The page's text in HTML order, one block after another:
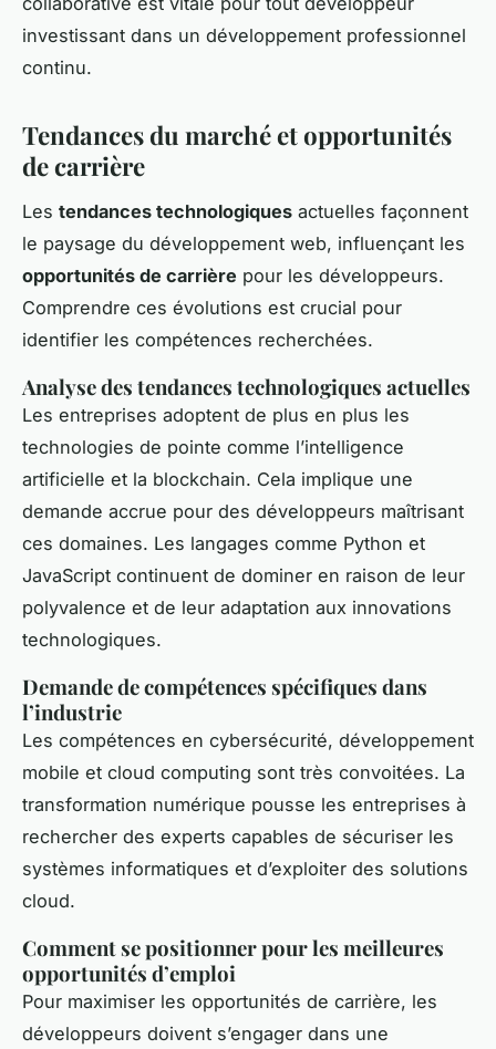
investissant dans un développement professionnel
continu.
Tendances du marché et opportunités
de carrière
Les tendances technologiques actuelles façonnent
le paysage du développement web, influençant les
opportunités de carrière pour les développeurs.
Comprendre ces évolutions est crucial pour
identifier les compétences recherchées.
Analyse des tendances technologiques actuelles
Les entreprises adoptent de plus en plus les
technologies de pointe comme l’intelligence
artificielle et la blockchain. Cela implique une
demande accrue pour des développeurs maîtrisant
ces domaines. Les langages comme Python et
JavaScript continuent de dominer en raison de leur
polyvalence et de leur adaptation aux innovations
technologiques.
Demande de compétences spécifiques dans
l’industrie
Les compétences en cybersécurité, développement
mobile et cloud computing sont très convoitées. La
transformation numérique pousse les entreprises à
rechercher des experts capables de sécuriser les
systèmes informatiques et d’exploiter des solutions
cloud.
Comment se positionner pour les meilleures
opportunités d’emploi
Pour maximiser les opportunités de carrière, les
développeurs doivent s’engager dans une